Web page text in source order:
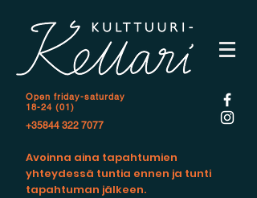
Open friday-saturday
18-24 (01)
+35844 322 7077
Avoinna aina tapahtumien
yhteydessä tuntia ennen ja tunti
tapahtuman jälkeen.